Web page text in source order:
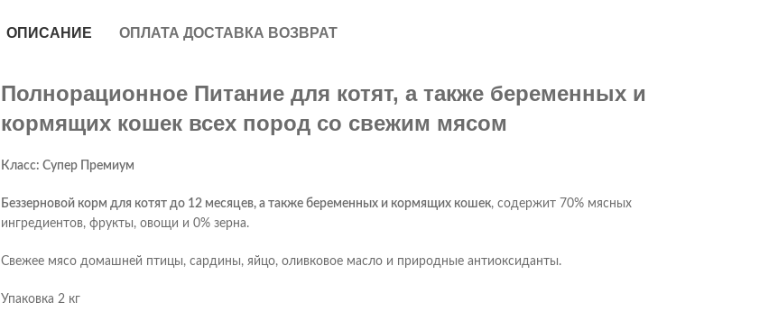
ОПИСАНИЕ ОПЛАТА ДОСТАВКА ВОЗВРАТ
Полнорационное Питание для котят, а также беременных и
кормящих кошек всех пород со свежим мясом
Класс: Супер Премиум
Беззерновой корм для котят до 12 месяцев, а также беременных и кормящих кошек, содержит 70% мясных
ингредиентов, фрукты, овощи и 0% зерна.
Свежее мясо домашней птицы, сардины, яйцо, оливковое масло и природные антиоксиданты.
Упаковка 2 кг